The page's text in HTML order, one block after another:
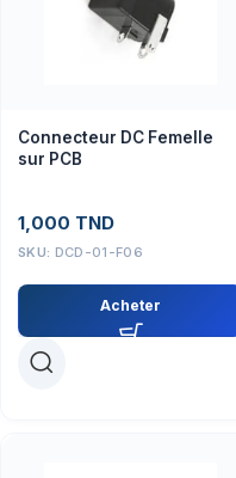
Connecteur DC Femelle
sur PCB
1,000 TND
SKU: DCD-01-F06
Acheter